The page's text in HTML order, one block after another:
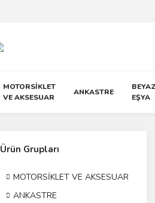
MOTORSİKLET
VE AKSESUAR
ANKASTRE
BEYAZ
EŞYA
Ürün Grupları
MOTORSİKLET VE AKSESUAR
ANKASTRE